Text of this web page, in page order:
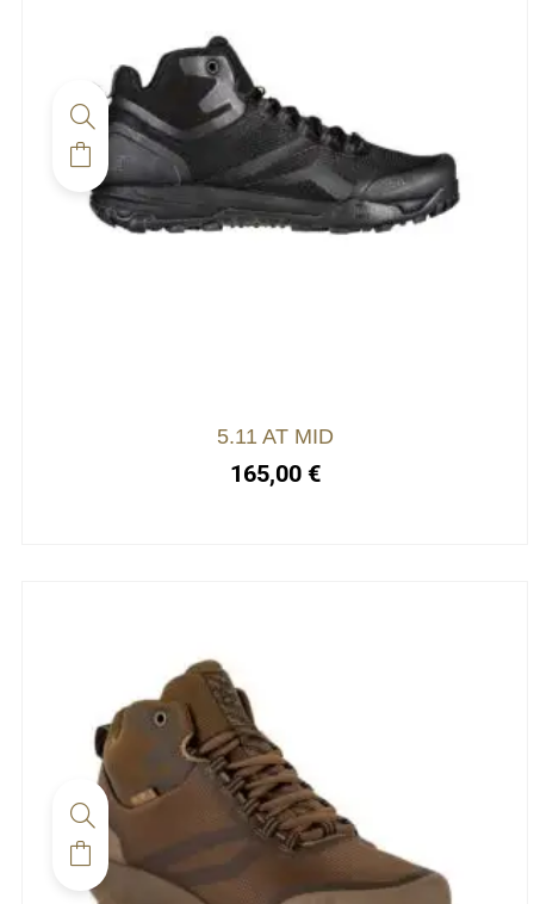
5.11 AT MID
165,00 €